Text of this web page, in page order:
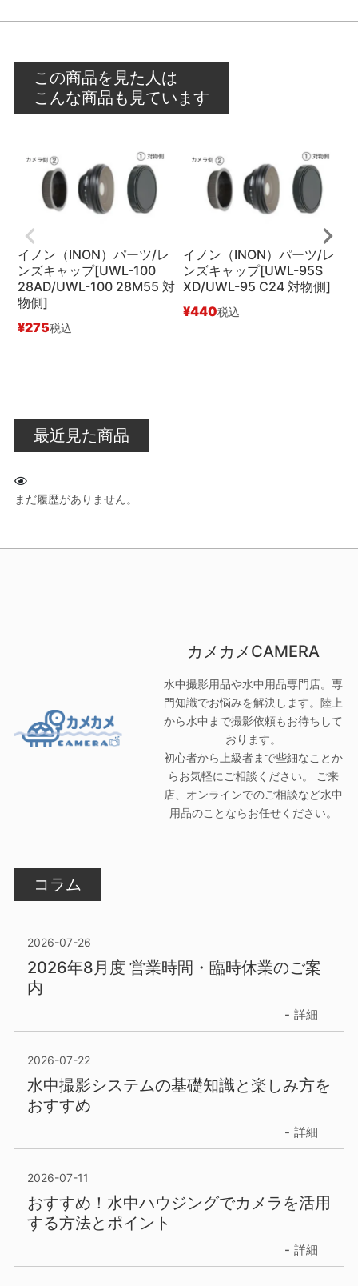
この商品を見た人は
こんな商品も見ています
イノン（INON）パーツ/レ
ンズキャップ[UWL-100
28AD/UWL-100 28M55 対
物側]
¥275税込
イノン（INON）パーツ/レ
ンズキャップ[UWL-95S
XD/UWL-95 C24 対物側]
¥440税込
最近見た商品
まだ履歴がありません。
カメカメCAMERA
水中撮影用品や水中用品専門店。専
門知識でお悩みを解決します。陸上
から水中まで撮影依頼もお待ちして
おります。
初心者から上級者まで些細なことか
らお気軽にご相談ください。 ご来
店、オンラインでのご相談など水中
用品のことならお任せください。
コラム
2026-07-26
2026年8月度 営業時間・臨時休業のご案
内
詳細
2026-07-22
水中撮影システムの基礎知識と楽しみ方を
おすすめ
詳細
2026-07-11
おすすめ！水中ハウジングでカメラを活用
する方法とポイント
詳細